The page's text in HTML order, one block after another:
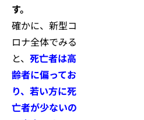
す。
確かに、新型コ
ロナ全体でみる
と、 死亡者は高
齢者に偏ってお
り、若い方に死
亡者が少ないの